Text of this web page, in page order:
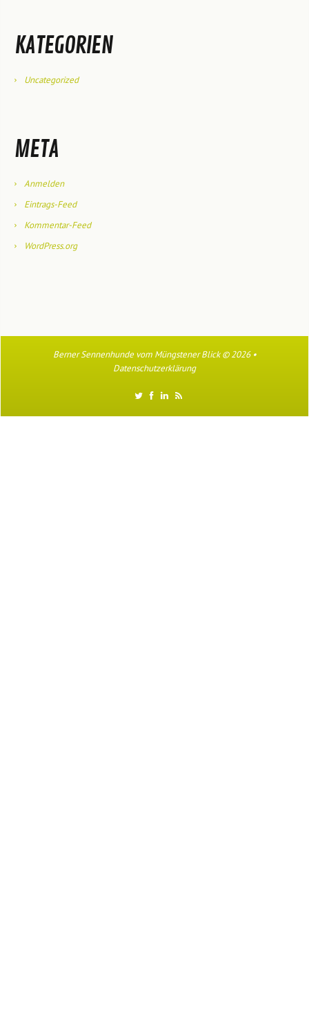
KATEGORIEN
Uncategorized
META
Anmelden
Eintrags-Feed
Kommentar-Feed
WordPress.org
Berner Sennenhunde vom Müngstener Blick© 2026 •
Datenschutzerklärung